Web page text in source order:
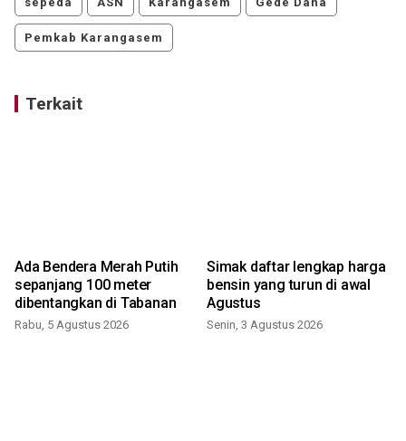
Pemkab Karangasem
Terkait
Ada Bendera Merah Putih
sepanjang 100 meter
dibentangkan di Tabanan
Rabu, 5 Agustus 2026
Simak daftar lengkap harga
bensin yang turun di awal
Agustus
Senin, 3 Agustus 2026